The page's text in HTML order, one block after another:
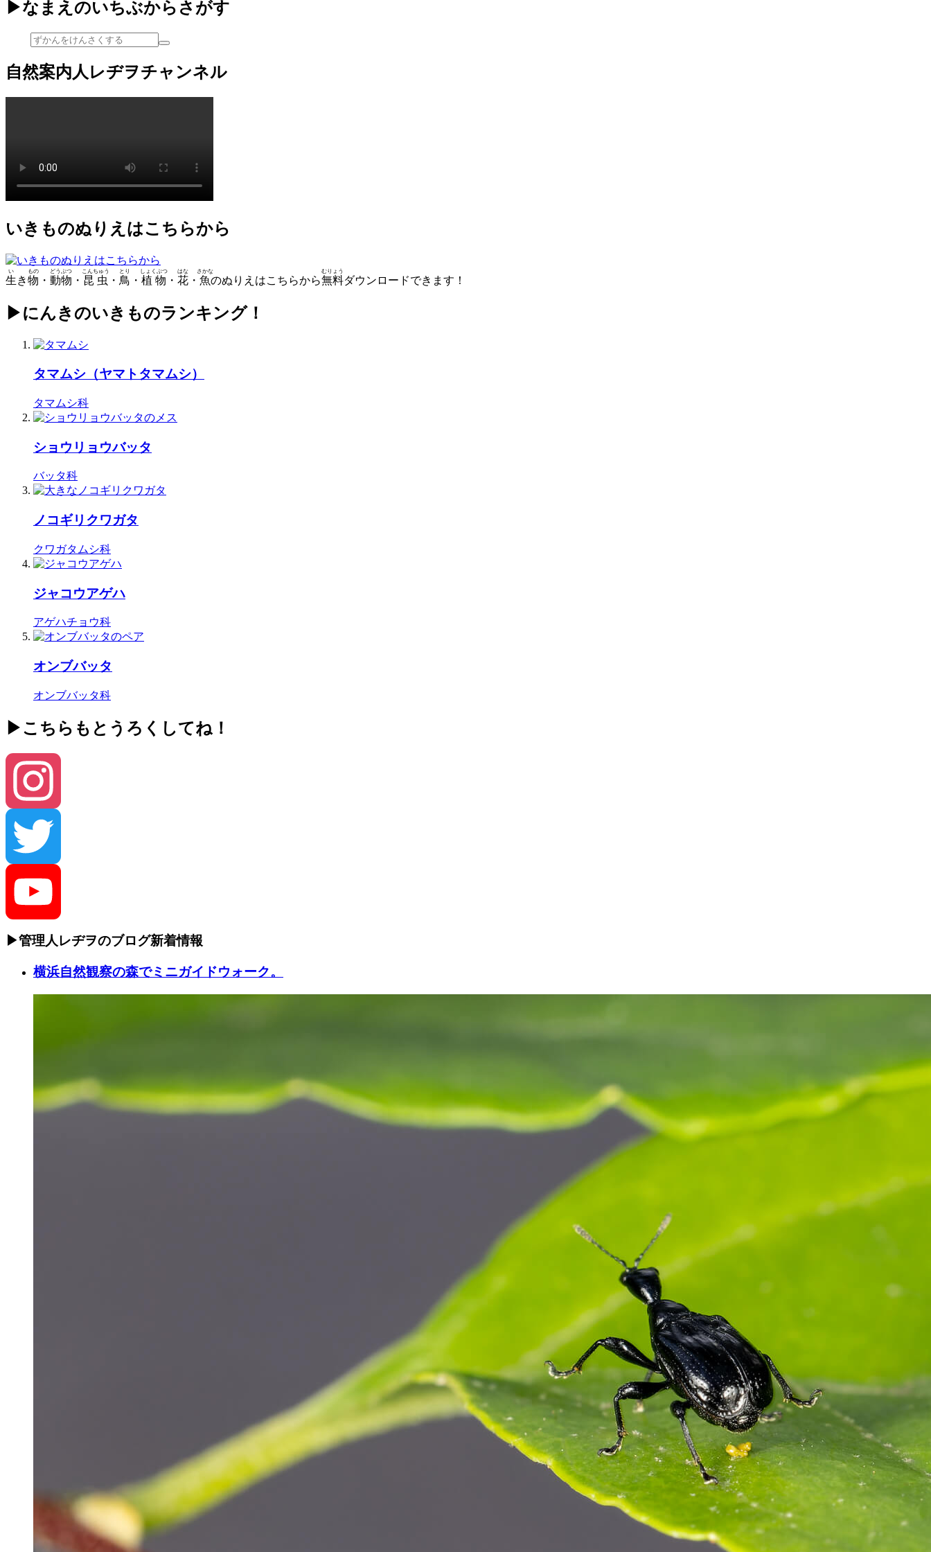
▶なまえのいちぶからさがす
自然案内人レヂヲチャンネル
いきものぬりえはこちらから
生
い
き物
もの
・ 動物
どうぶつ
・ 昆虫
こんちゅう
・ 鳥
とり
・ 植物
しょくぶつ
・ 花
はな
・ 魚
さかな
のぬりえはこちらから無料
むりょう
ダウンロードできます！
▶にんきのいきものランキング！
タマムシ（ヤマトタマムシ）
タマムシ科
ショウリョウバッタ
バッタ科
ノコギリクワガタ
クワガタムシ科
ジャコウアゲハ
アゲハチョウ科
オンブバッタ
オンブバッタ科
▶こちらもとうろくしてね！
Instagram
Twitter
YouTube
▶管理人レヂヲのブログ新着情報
横浜自然観察の森でミニガイドウォーク。